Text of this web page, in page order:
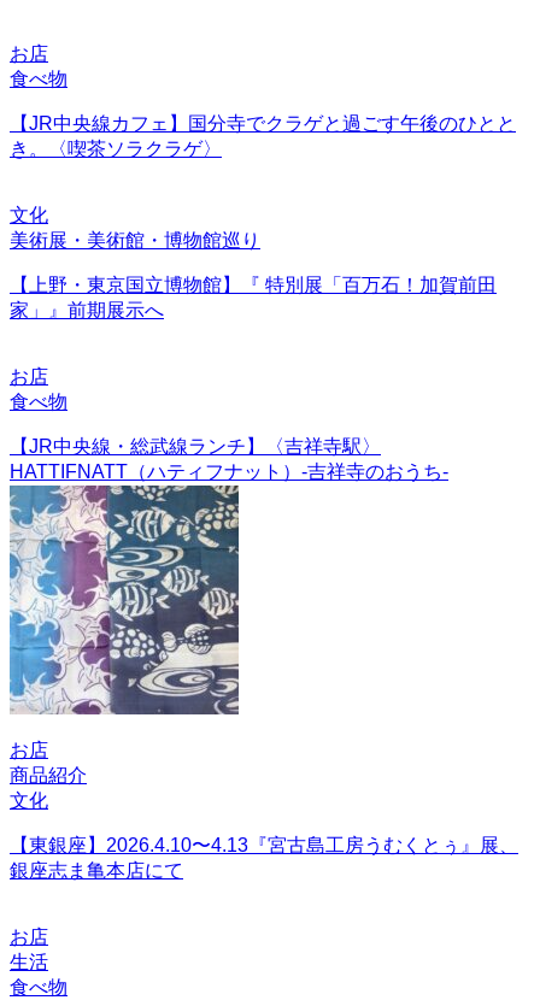
お店
食べ物
【JR中央線カフェ】国分寺でクラゲと過ごす午後のひとと
き。〈喫茶ソラクラゲ〉
文化
美術展・美術館・博物館巡り
【上野・東京国立博物館】『 特別展「百万石！加賀前田
家」』前期展示へ
お店
食べ物
【JR中央線・総武線ランチ】〈吉祥寺駅〉
HATTIFNATT（ハティフナット）-吉祥寺のおうち-
お店
商品紹介
文化
【東銀座】2026.4.10〜4.13『宮古島工房うむくとぅ』展、
銀座志ま亀本店にて
お店
生活
食べ物